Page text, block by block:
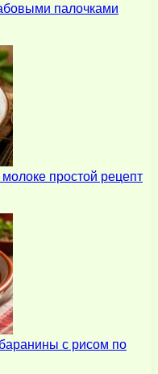
палочками
простой рецепт
с рисом по